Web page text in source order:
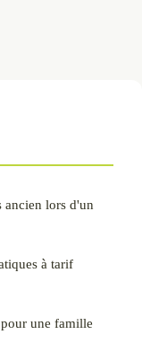
ancien lors d'un
à tarif
une famille